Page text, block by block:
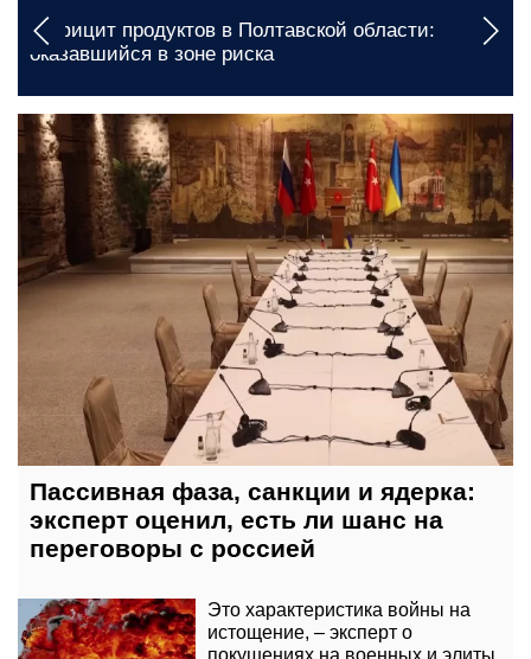
Выключения будут длительными: какими будут
графики отключения света в Запорожье на 7
августа
вчера, 10:10
Пассивная фаза, санкции и ядерка:
эксперт оценил, есть ли шанс на
переговоры с россией
Это характеристика войны на
истощение, – эксперт о
покушениях на военных и элиты